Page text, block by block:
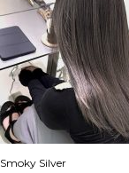
Smoky Silver